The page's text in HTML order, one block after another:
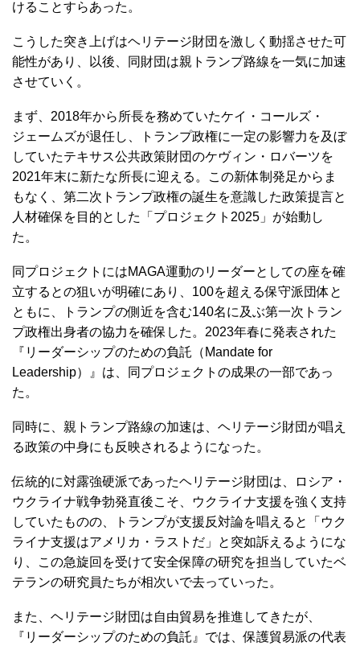
けることすらあった。
こうした突き上げはヘリテージ財団を激しく動揺させた可
能性があり、以後、同財団は親トランプ路線を一気に加速
させていく。
まず、2018年から所長を務めていたケイ・コールズ・
ジェームズが退任し、トランプ政権に一定の影響力を及ぼ
していたテキサス公共政策財団のケヴィン・ロバーツを
2021年末に新たな所長に迎える。この新体制発足からま
もなく、第二次トランプ政権の誕生を意識した政策提言と
人材確保を目的とした「プロジェクト2025」が始動し
た。
同プロジェクトにはMAGA運動のリーダーとしての座を確
立するとの狙いが明確にあり、100を超える保守派団体と
ともに、トランプの側近を含む140名に及ぶ第一次トラン
プ政権出身者の協力を確保した。2023年春に発表された
『リーダーシップのための負託（Mandate for
Leadership）』は、同プロジェクトの成果の一部であっ
た。
同時に、親トランプ路線の加速は、ヘリテージ財団が唱え
る政策の中身にも反映されるようになった。
伝統的に対露強硬派であったヘリテージ財団は、ロシア・
ウクライナ戦争勃発直後こそ、ウクライナ支援を強く支持
していたものの、トランプが支援反対論を唱えると「ウク
ライナ支援はアメリカ・ラストだ」と突如訴えるようにな
り、この急旋回を受けて安全保障の研究を担当していたベ
テランの研究員たちが相次いで去っていった。
また、ヘリテージ財団は自由貿易を推進してきたが、
『リーダーシップのための負託』では、保護貿易派の代表